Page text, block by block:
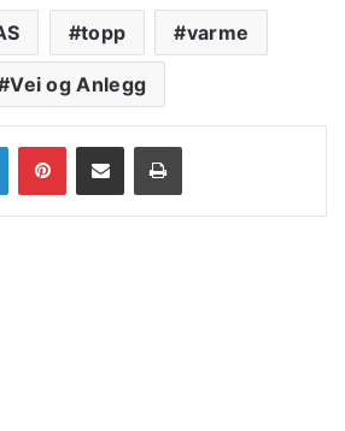
topp varme
Vei og Anlegg
LinkedInPinterestShare via Email Print